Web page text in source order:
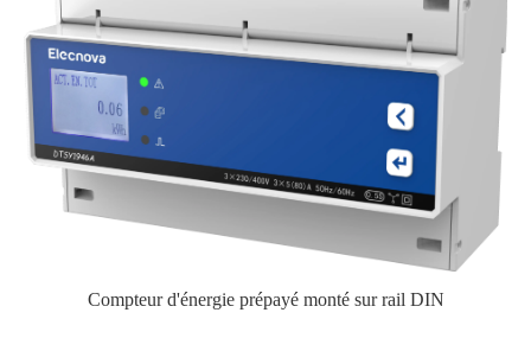
Compteur d'énergie prépayé monté sur rail DIN